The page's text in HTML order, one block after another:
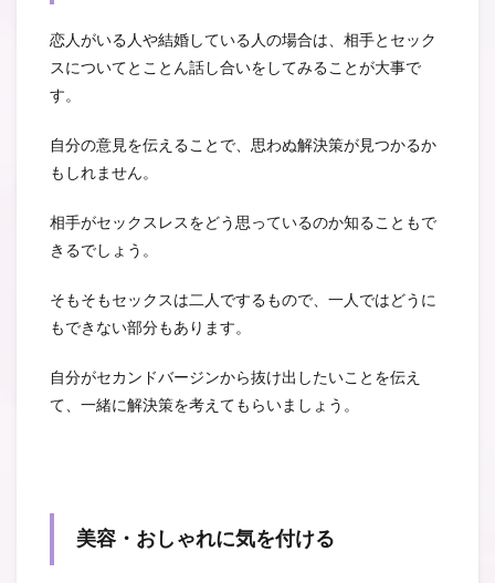
恋人がいる人や結婚している人の場合は、相手とセック
スについてとことん話し合いをしてみることが大事で
す。
自分の意見を伝えることで、思わぬ解決策が見つかるか
もしれません。
相手がセックスレスをどう思っているのか知ることもで
きるでしょう。
そもそもセックスは二人でするもので、一人ではどうに
もできない部分もあります。
自分がセカンドバージンから抜け出したいことを伝え
て、一緒に解決策を考えてもらいましょう。
美容・おしゃれに気を付ける